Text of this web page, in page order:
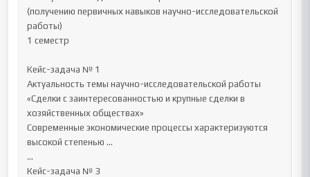
(получению первичных навыков научно-исследовательской
работы)
1 семестр
Кейс-задача № 1
Актуальность темы научно-исследовательской работы
«Сделки с заинтересованностью и крупные сделки в
хозяйственных обществах»
Современные экономические процессы характеризуются
высокой степенью ...
...
Кейс-задача № 3